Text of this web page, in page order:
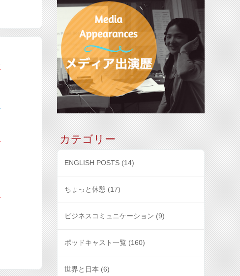
カテゴリー
ENGLISH POSTS (14)
ちょっと休憩 (17)
ビジネスコミュニケーション (9)
ポッドキャスト一覧 (160)
世界と日本 (6)